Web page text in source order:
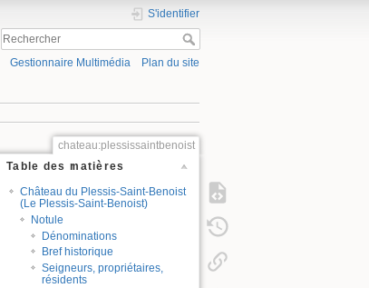
S'identifier
Gestionnaire Multimédia Plan du site
chateau:plessissaintbenoist
Table des matières
Château du Plessis-Saint-Benoist
(Le Plessis-Saint-Benoist)
Notule
Dénominations
Bref historique
Seigneurs, propriétaires,
résidents